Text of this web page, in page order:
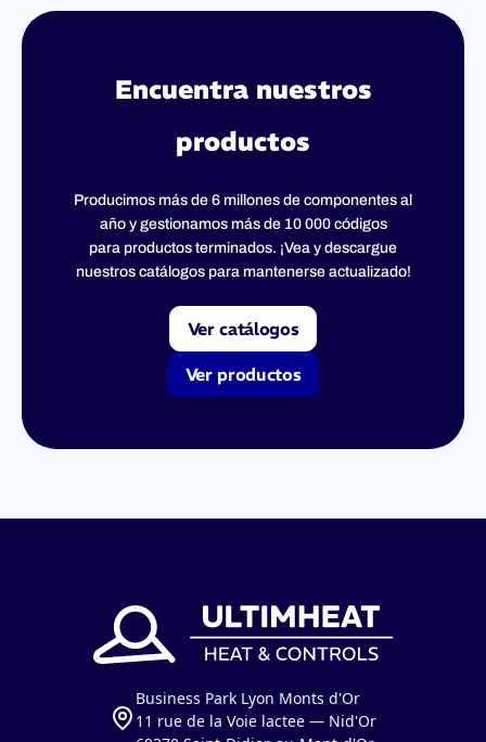
Encuentra nuestros
productos
Producimos más de 6 millones de componentes al
año y gestionamos más de 10 000 códigos
para productos terminados. ¡Vea y descargue
nuestros catálogos para mantenerse actualizado!
Ver catálogos
Ver productos
Business Park Lyon Monts d'Or
11 rue de la Voie lactee — Nid'Or